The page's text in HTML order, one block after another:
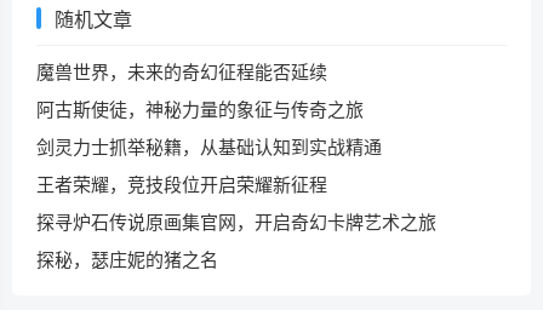
随机文章
魔兽世界，未来的奇幻征程能否延续
阿古斯使徒，神秘力量的象征与传奇之旅
剑灵力士抓举秘籍，从基础认知到实战精通
王者荣耀，竞技段位开启荣耀新征程
探寻炉石传说原画集官网，开启奇幻卡牌艺术之旅
探秘，瑟庄妮的猪之名